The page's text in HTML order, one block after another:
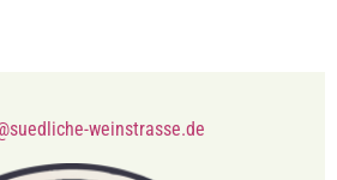
weinstrasse.de